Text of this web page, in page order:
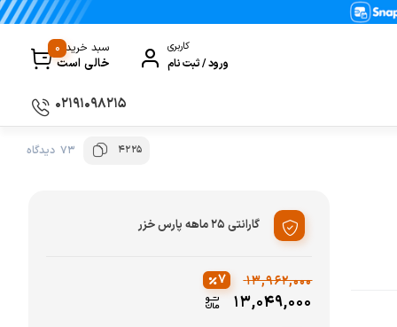
کاربری
ورود / ثبت نام
سبد خرید
خالی است
0
ظروف سرو و پذیرایی
کتری و قوری
۰۲۱۹۱۰۹۸۲۱۵
4225 73 دیدگاه
گارانتی ۲۵ ماهه پارس خزر
۱۳,۹۶۲,۰۰۰
۱۳,۰۴۹,۰۰۰
۷